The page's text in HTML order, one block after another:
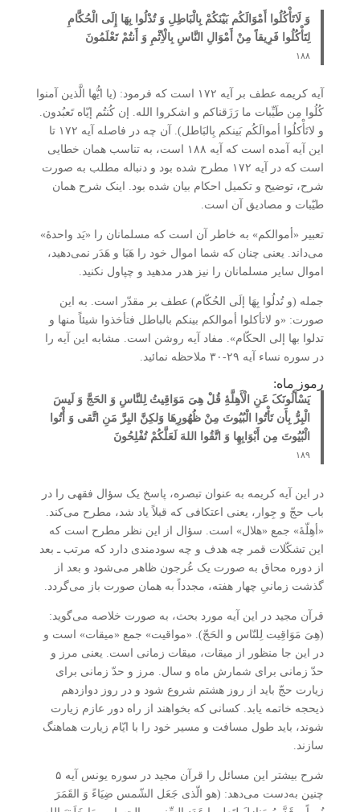
وَ لَاتَأْکُلُوا أَمْوَالَکُم بَیْنَکُمْ بِالْبَاطِلِ وَ تُدْلُوا بِهَا إِلَی الْحُکَّامِ
لِتَأْکُلُوا فَرِیقاً مِنْ أَمْوَالِ النَّاسِ بِالْأِثْمِ وَ أَنتُمْ تَعْلَمُونَ
۱۸۸
آیه کریمه عطف بر آیه ۱۷۲ است که فرمود: (یا ایُّها الَّذین آمنوا
کُلُوا مِن طَیِّبات ما رَزَقناکم و اشکروا الله. إن کُنتُم إیّاه تَعبُدون.
و لاتَأْکلُوا أموالَکُم بَینکم بِالبَاطل). آن چه در فاصله آیه ۱۷۲ تا
این آیه آمده است که آیه ۱۸۸ است، به تناسب همان خطایی
است که در آیه ۱۷۲ مطرح شده بود و دنباله مطلب به صورت
شرح، توضیح و تکمیل احکام بیان شده بود. اینک شرح همان
طیّبات و مصادیق آن است.
تعبیر «أموالکم» به خاطر آن است که مسلمانان را «یَد واحدۀ»
می‌داند. یعنی چنان که شما اموال خود را هَبَا و هَدَر نمی‌دهید،
اموال سایر مسلمانان را نیز هدر مدهید و چپاول نکنید.
جمله (و تُدلُوا بِهَا إلَی الحُکّام) عطف بر مقدّر است. به این
صورت: «و لاتأکلوا أموالکم بینکم بالباطل فتأخذوا شیئاً منها و
تدلوا بها إلی الحکّام». مفاد آیه روشن است. مشابه این آیه را
در سوره نساء آیه ۲۹-۳۰ ملاحظه نمائید.
رموز ماه:
یَسْأَلُونَکَ عَنِ الْأَهِلَّۀِ قُلْ هِیَ مَوَاقِیتُ لِلنَّاسِ وَ الحَجَّ وَ لَیسَ
الْبِرُّ بِأَن تَأْتُوا الْبُیُوتَ مِنْ ظُهُورِهَا وَلکِنَّ البِرَّ مَنِ اتَّقی وَ أْتُوا
الْبُیُوتَ مِن أَبْوَابِهِا وَ اتَّقُوا اللهَ لَعَلَّکُمْ تُفْلِحُونَ
۱۸۹
در این آیه کریمه به عنوان تبصره، پاسخ یک سؤال فقهی را در
باب حجّ و جِوار، یعنی اعتکافی که قبلاً یاد شد، مطرح می‌کند.
«أهِلّۀ» جمع «هلال» است. سؤال از این نظر مطرح است که
این تشکّلات قمر چه هدف و چه سودمندی دارد که مرتب ـ بعد
از دوره محاق به صورت یک عُرجون ظاهر می‌شود و بعد از
گذشت زمانیِ چهار هفته، مجدداً به همان صورت باز می‌گردد.
قرآن مجید در این آیه مورد بحث، به صورت خلاصه می‌گوید:
(هِیَ مَوَاقِیت لِلنّاس و الحَجّ). «مواقیت» جمع «میقات» است و
در این جا منظور از میقات، میقات زمانی است. یعنی مرز و
حدّ زمانی برای شمارش ماه و سال. مرز و حدّ زمانی برای
زیارت حجّ باید از روز هشتم شروع شود و در روز دوازدهم
ذیحجه خاتمه یابد. کسانی که بخواهند از راه دور عازم زیارت
شوند، باید طول مسافت و مسیر خود را با ایّام زیارت هماهنگ
سازند.
شرح بیشتر این مسائل را قرآن مجید در سوره یونس آیه ۵
چنین به‌دست می‌دهد: (هو الّذی جَعَل الشّمس ضِیَاءً وَ القَمَرَ